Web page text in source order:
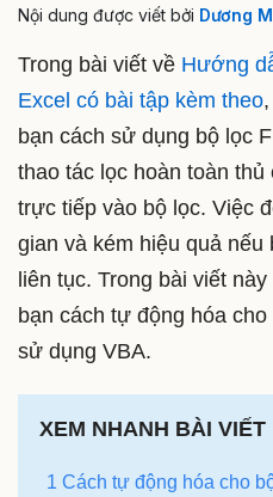
Nội dung được viết bởi Dương
Trong bài viết về Hướng
Excel có bài tập kèm theo
bạn cách sử dụng bộ lọc
thao tác lọc hoàn toàn
trực tiếp vào bộ lọc. Việc
gian và kém hiệu quả
liên tục. Trong bài viết
bạn cách tự động hóa
sử dụng VBA.
XEM NHANH BÀI VIẾT
1 Cách tự động hóa cho